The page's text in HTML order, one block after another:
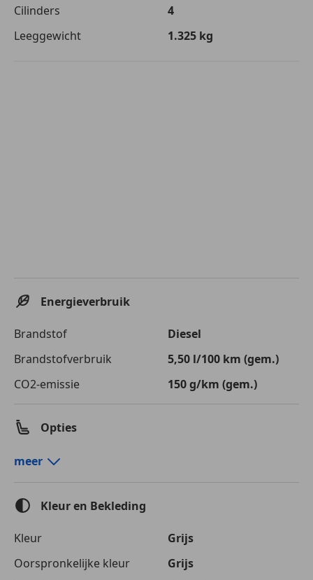
Cilinders
4
Leeggewicht
1.325 kg
Energieverbruik
Brandstof
Diesel
Brandstofverbruik
5,50 l/100 km (gem.)
CO2-emissie
150 g/km (gem.)
Opties
Comfort en gemak
Armsteun
Cruise control
Lederen bekleding
meer
Kleur en Bekleding
Kleur
Grijs
Oorspronkelijke kleur
Grijs